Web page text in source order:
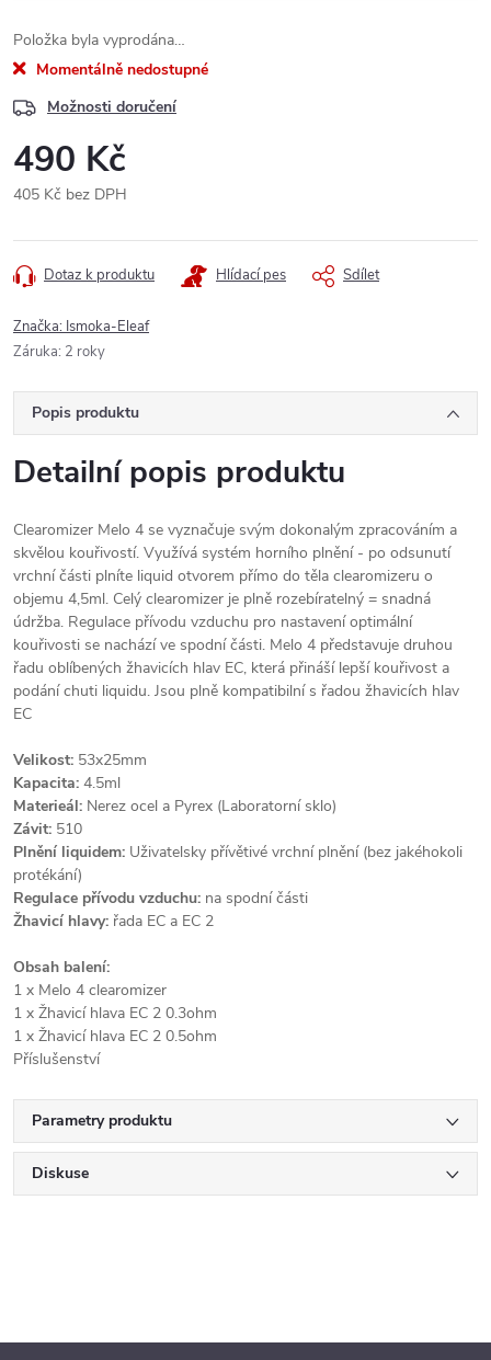
Položka byla vyprodána…
Momentálně nedostupné
Možnosti doručení
490 Kč
405 Kč bez DPH
cena:
Dotaz k produktu Hlídací pes Sdílet
Značka: Ismoka-Eleaf
Záruka: 2 roky
Popis produktu
Detailní popis produktu
Clearomizer Melo 4 se vyznačuje svým dokonalým zpracováním a
skvělou kouřivostí. Využívá systém horního plnění - po odsunutí
vrchní části plníte liquid otvorem přímo do těla clearomizeru o
objemu 4,5ml. Celý clearomizer je plně rozebíratelný = snadná
údržba. Regulace přívodu vzduchu pro nastavení optimální
kouřivosti se nachází ve spodní části. Melo 4 představuje druhou
řadu oblíbených žhavicích hlav EC, která přináší lepší kouřivost a
podání chuti liquidu. Jsou plně kompatibilní s řadou žhavicích hlav
EC
Velikost: 53x25mm
Kapacita: 4.5ml
Materieál: Nerez ocel a Pyrex (Laboratorní sklo)
Závit: 510
Plnění liquidem: Uživatelsky přívětivé vrchní plnění (bez jakéhokoli
protékání)
Regulace přívodu vzduchu: na spodní části
Žhavicí hlavy: řada EC a EC 2
Obsah balení:
1 x Melo 4 clearomizer
1 x Žhavicí hlava EC 2 0.3ohm
1 x Žhavicí hlava EC 2 0.5ohm
Příslušenství
Parametry produktu
Diskuse